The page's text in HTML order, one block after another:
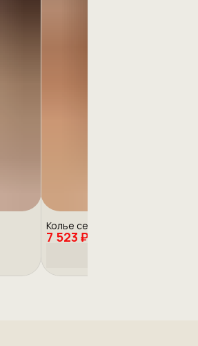
7 523 ₽
Колье серебро 925 кожа